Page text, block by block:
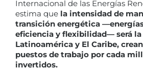
Internacional de las Energías
estima que la intensidad de
transición energética
eficiencia y flexibilidad— será la
Latinoamérica y El Caribe,
puestos de trabajo por cada
invertidos.